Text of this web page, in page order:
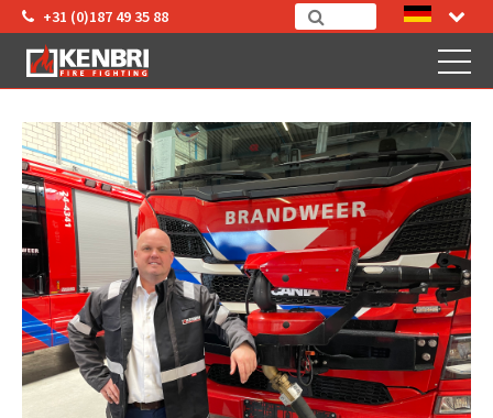
+31 (0)187 49 35 88